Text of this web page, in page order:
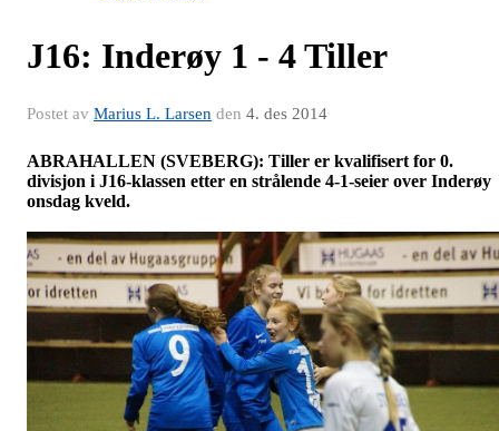
J16: Inderøy 1 - 4 Tiller
Postet av Marius L. Larsen den 4. des 2014
ABRAHALLEN (SVEBERG): Tiller er kvalifisert for 0.
divisjon i J16-klassen etter en strålende 4-1-seier over Inderøy
onsdag kveld.